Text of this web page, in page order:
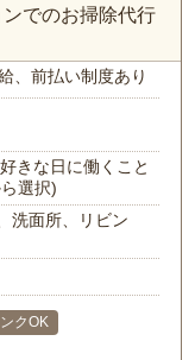
でのお掃除代行
、前払い制度あり
きな日に働くこと
選択)
洗面所、リビン
クOK